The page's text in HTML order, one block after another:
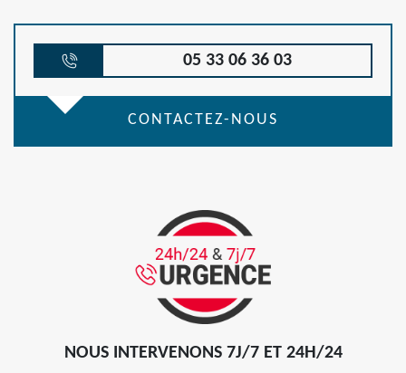
05 33 06 36 03
CONTACTEZ-NOUS
NOUS INTERVENONS 7J/7 ET 24H/24